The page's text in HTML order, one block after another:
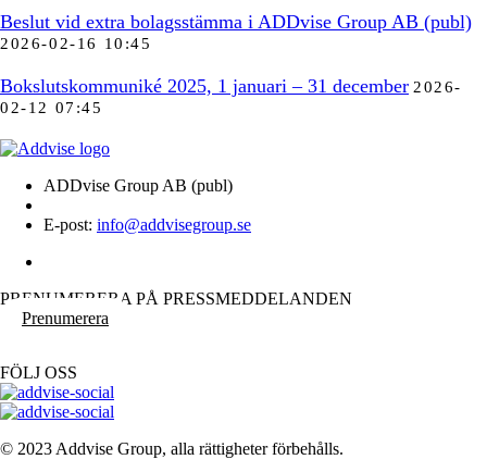
Beslut vid extra bolagsstämma i ADDvise Group AB (publ)
2026-02-16 10:45
Bokslutskommuniké 2025, 1 januari – 31 december 2026-
02-12 07:45
ADDvise Group AB (publ)
E-post: info@addvisegroup.se
PRENUMERERA PÅ PRESSMEDDELANDEN
Prenumerera
FÖLJ OSS
© 2023 Addvise Group, alla rättigheter förbehålls.